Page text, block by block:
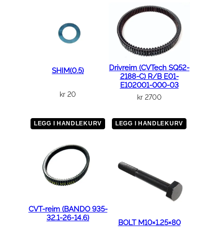
SHIM(0.5)
kr 20
LEGG I HANDLEKURV
Drivreim (CVTech SQ52-
2188-C) R/B E01-
E102001-000-03
kr2700
LEGG I HANDLEKURV
CVT-reim (BANDO 935-
32.1-26-14.6)
BOLT M10×1.25×80